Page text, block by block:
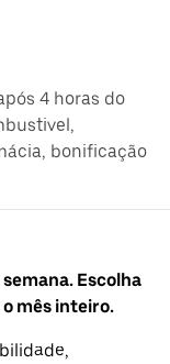
4 horas do
bonificação
Escolha
mês inteiro.